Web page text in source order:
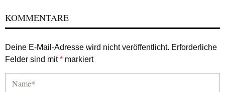
KOMMENTARE
Deine E-Mail-Adresse wird nicht veröffentlicht. Erforderliche
Felder sind mit* markiert